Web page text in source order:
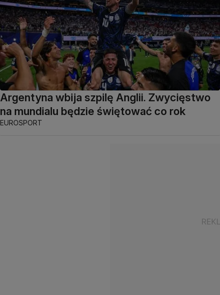
Argentyna wbija szpilę Anglii. Zwycięstwo
na mundialu będzie świętować co rok
EUROSPORT